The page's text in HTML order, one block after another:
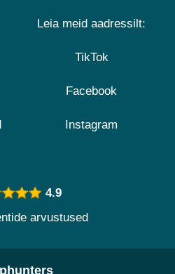
Leia meid aadressilt:
TikTok
Facebook
Instagram
4.9
arvustused